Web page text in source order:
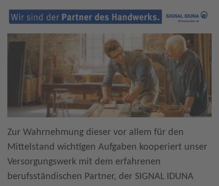
Zur Wahrnehmung dieser vor allem für den
Mittelstand wichtigen Aufgaben kooperiert unser
Versorgungswerk mit dem erfahrenen
berufsständischen Partner, der SIGNAL IDUNA